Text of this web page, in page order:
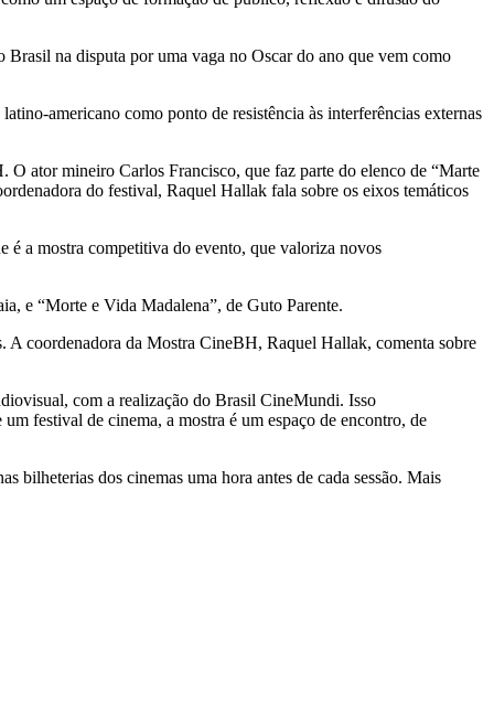
na disputa por uma vaga no Oscar do ano que vem como
americano como ponto de resistência às interferências externas
ator mineiro Carlos Francisco, que faz parte do elenco de “Marte
do festival, Raquel Hallak fala sobre os eixos temáticos
é a mostra competitiva do evento, que valoriza novos
e “Morte e Vida Madalena”, de Guto Parente.
A coordenadora da Mostra CineBH, Raquel Hallak, comenta sobre
com a realização do Brasil CineMundi. Isso
festival de cinema, a mostra é um espaço de encontro, de
bilheterias dos cinemas uma hora antes de cada sessão. Mais